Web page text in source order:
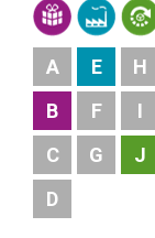
A
B
C
D
E
F
G
H
I
J